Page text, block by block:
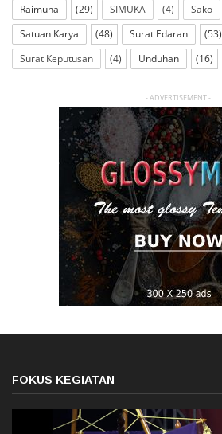
Raimuna
(29) SIMUKA (4) Sako
Satuan Karya
(48) Surat Edaran
(53)
Surat Keputusan
(4) Unduhan (16)
- ADVERTISEMENT -
FOKUS KEGIATAN